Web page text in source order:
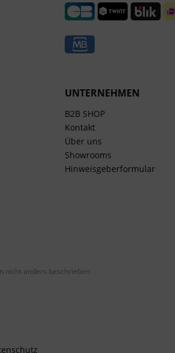
UNTERNEHMEN
B2B SHOP
Kontakt
Über uns
Showrooms
Hinweisgeberformular
nicht anders beschrieben